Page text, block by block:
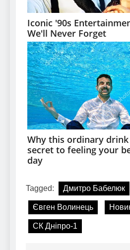
Tagged: Дмитро Бабелюк
Євген Волинець
СК Дніпро-1